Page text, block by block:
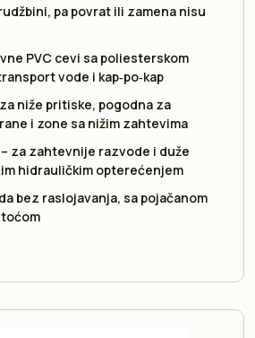
pa povrat ili zamena nisu
PVC cevi sa poliesterskom
vode i kap‑po‑kap
za niže pritiske, pogodna za
i zone sa nižim zahtevima
– za zahtevnije razvode i duže
hidrauličkim opterećenjem
bez raslojavanja, sa pojačanom